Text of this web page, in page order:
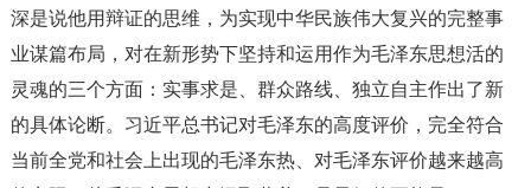
深是说他用辩证的思维，为实现中华民族伟大复兴的完整事
业谋篇布局，对在新形势下坚持和运用作为毛泽东思想活的
灵魂的三个方面：实事求是、群众路线、独立自主作出了新
的具体论断。习近平总书记对毛泽东的高度评价，完全符合
当前全党和社会上出现的毛泽东热、对毛泽东评价越来越高